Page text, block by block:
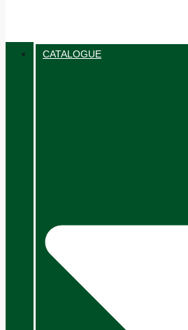
CATALOGUE